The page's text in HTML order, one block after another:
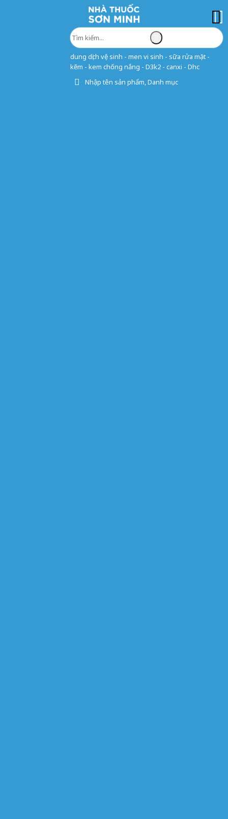
dung dịch vệ sinh - men vi sinh - sữa rửa mặt -
kẽm - kem chống nắng - D3k2 - canxi - Dhc
Nhập tên sản phẩm, Danh mục